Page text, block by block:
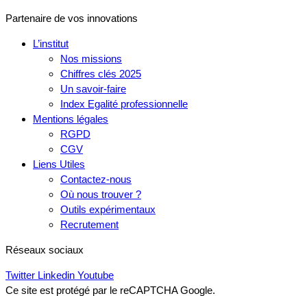
Partenaire de vos innovations
L’institut
Nos missions
Chiffres clés 2025
Un savoir-faire
Index Egalité professionnelle
Mentions légales
RGPD
CGV
Liens Utiles
Contactez-nous
Où nous trouver ?
Outils expérimentaux
Recrutement
Réseaux sociaux
Twitter Linkedin Youtube
Ce site est protégé par le reCAPTCHA Google.